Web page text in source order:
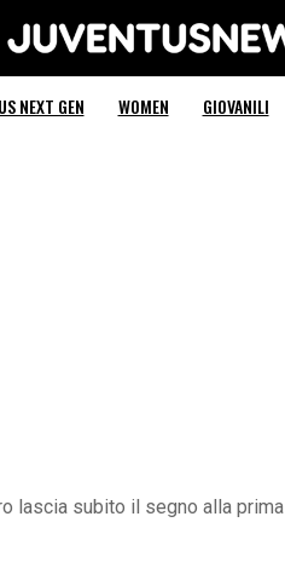
Juventus
NEXT GEN WOMEN GIOVANILI
lascia subito il segno alla